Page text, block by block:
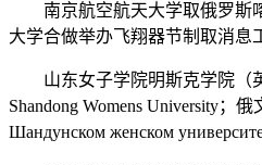
南京航空航天大学取俄罗斯
大学合做举办飞翔器节制取消息
山东女子学院明斯克学院（英
Shandong Womens University；
Шандунском женском